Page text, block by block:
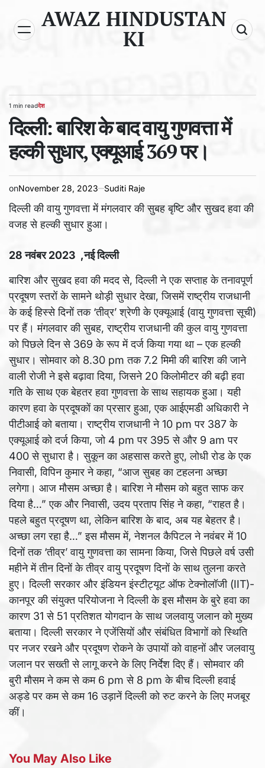
content
AWAZ HINDUSTAN
KI
Estimated
read
time
1 min readPOSTED
IN
देश
दिल्ली: बारिश के बाद वायु गुणवत्ता में
हल्की सुधार, एक्यूआई 369 पर।
onNovember 28, 2023 Suditi Raje
दिल्ली की वायु गुणवत्ता में मंगलवार की सुबह बृष्टि और सुखद हवा की
वजह से हल्की सुधार हुआ।
28 नवंबर 2023 ,नई दिल्ली
बारिश और सुखद हवा की मदद से, दिल्ली ने एक सप्ताह के तनावपूर्ण
प्रदूषण स्तरों के सामने थोड़ी सुधार देखा, जिसमें राष्ट्रीय राजधानी
के कई हिस्से दिनों तक ‘तीव्र’ श्रेणी के एक्यूआई (वायु गुणवत्ता सूची)
पर हैं। मंगलवार की सुबह, राष्ट्रीय राजधानी की कुल वायु गुणवत्ता
को पिछले दिन से 369 के रूप में दर्ज किया गया था – एक हल्की
सुधार। सोमवार को 8.30 pm तक 7.2 मिमी की बारिश की जाने
वाली रोजी ने इसे बढ़ावा दिया, जिसने 20 किलोमीटर की बढ़ी हवा
गति के साथ एक बेहतर हवा गुणवत्ता के साथ सहायक हुआ। यही
कारण हवा के प्रदूषकों का प्रसार हुआ, एक आईएमडी अधिकारी ने
पीटीआई को बताया। राष्ट्रीय राजधानी ने 10 pm पर 387 के
एक्यूआई को दर्ज किया, जो 4 pm पर 395 से और 9 am पर
400 से सुधारा है। सुकून का अहसास करते हुए, लोधी रोड के एक
निवासी, विपिन कुमार ने कहा, “आज सुबह का टहलना अच्छा
लगेगा। आज मौसम अच्छा है। बारिश ने मौसम को बहुत साफ कर
दिया है…” एक और निवासी, उदय प्रताप सिंह ने कहा, “राहत है।
पहले बहुत प्रदूषण था, लेकिन बारिश के बाद, अब यह बेहतर है।
अच्छा लग रहा है…” इस मौसम में, नेशनल कैपिटल ने नवंबर में 10
दिनों तक ‘तीव्र’ वायु गुणवत्ता का सामना किया, जिसे पिछले वर्ष उसी
महीने में तीन दिनों के तीव्र वायु प्रदूषण दिनों के साथ तुलना करते
हुए। दिल्ली सरकार और इंडियन इंस्टीट्यूट ऑफ टेक्नोलॉजी (IIT)-
कानपूर की संयुक्त परियोजना ने दिल्ली के इस मौसम के बुरे हवा का
कारण 31 से 51 प्रतिशत योगदान के साथ जलवायु जलान को मुख्य
बताया। दिल्ली सरकार ने एजेंसियों और संबंधित विभागों को स्थिति
पर नजर रखने और प्रदूषण रोकने के उपायों को वाहनों और जलवायु
जलान पर सख्ती से लागू करने के लिए निर्देश दिए हैं। सोमवार की
बुरी मौसम ने कम से कम 6 pm से 8 pm के बीच दिल्ली हवाई
अड्डे पर कम से कम 16 उड़ानें दिल्ली को रुट करने के लिए मजबूर
कीं।
You May Also Like